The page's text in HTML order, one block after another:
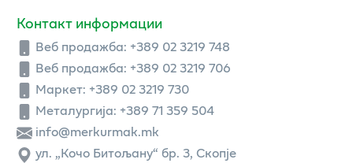
Контакт информации
Веб продажба: +389 02 3219 748
Веб продажба: +389 02 3219 706
Маркет: +389 02 3219 730
Металургија: +389 71 359 504
info@merkurmak.mk
ул. „Кочо Битољану“ бр. 3, Скопје